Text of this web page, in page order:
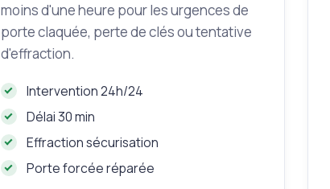
moins d'une heure pour les urgences de
porte claquée, perte de clés ou tentative
d'effraction.
Intervention 24h/24
Délai 30 min
Effraction sécurisation
Porte forcée réparée